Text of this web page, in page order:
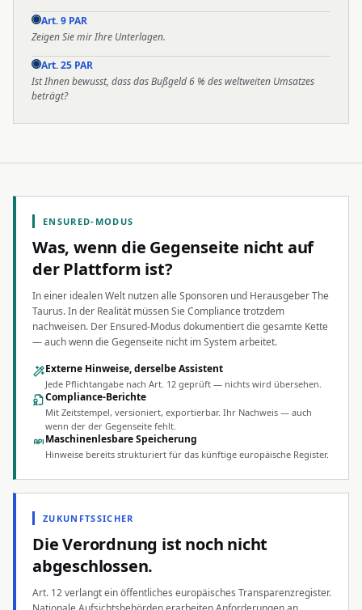
Art. 9 PAR
Zeigen Sie mir Ihre Unterlagen.
Art. 25 PAR
Ist Ihnen bewusst, dass das Bußgeld 6 % des weltweiten Umsatzes
beträgt?
ENSURED-MODUS
Was, wenn die Gegenseite nicht auf
der Plattform ist?
In einer idealen Welt nutzen alle Sponsoren und Herausgeber The
Taurus. In der Realität müssen Sie Compliance trotzdem
nachweisen. Der Ensured-Modus dokumentiert die gesamte Kette
— auch wenn die Gegenseite nicht im System arbeitet.
Externe Hinweise, derselbe Assistent
Jede Pflichtangabe nach Art. 12 geprüft — nichts wird übersehen.
Compliance-Berichte
Mit Zeitstempel, versioniert, exportierbar. Ihr Nachweis — auch
wenn der der Gegenseite fehlt.
Maschinenlesbare Speicherung
Hinweise bereits strukturiert für das künftige europäische Register.
ZUKUNFTSSICHER
Die Verordnung ist noch nicht
abgeschlossen.
Art. 12 verlangt ein öffentliches europäisches Transparenzregister.